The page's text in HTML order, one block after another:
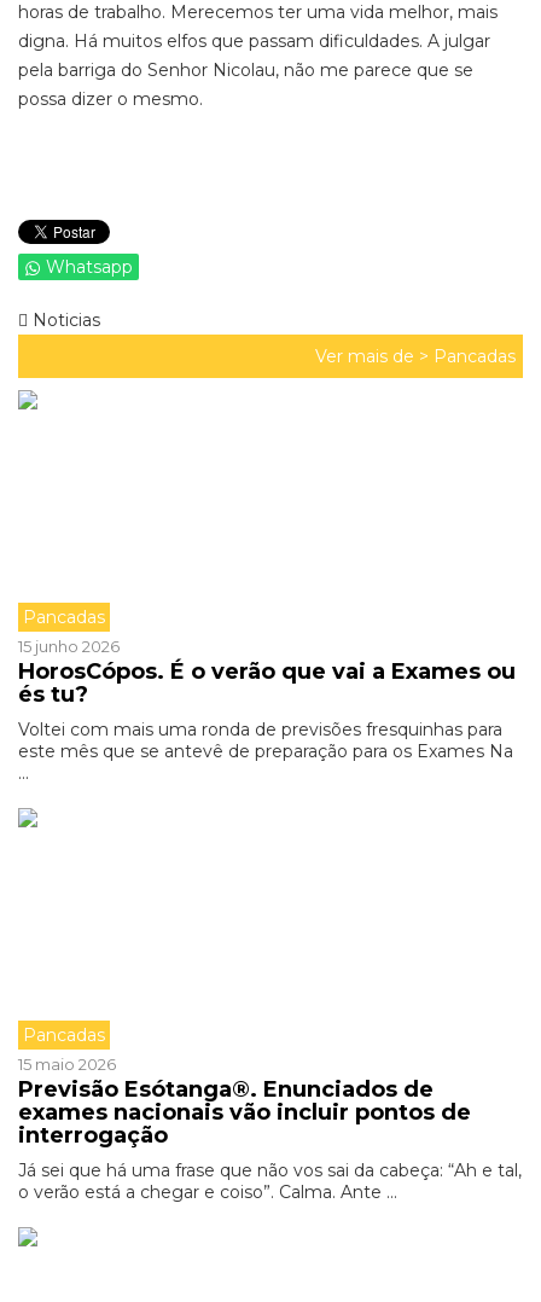
horas de trabalho. Merecemos ter uma vida melhor, mais
digna. Há muitos elfos que passam dificuldades. A julgar
pela barriga do Senhor Nicolau, não me parece que se
possa dizer o mesmo.
Whatsapp
Noticias
Ver mais de > Pancadas
Pancadas
15 junho 2026
HorosCópos. É o verão que vai a Exames ou
és tu?
Voltei com mais uma ronda de previsões fresquinhas para
este mês que se antevê de preparação para os Exames Na
...
Pancadas
15 maio 2026
Previsão Esótanga®. Enunciados de
exames nacionais vão incluir pontos de
interrogação
Já sei que há uma frase que não vos sai da cabeça: “Ah e tal,
o verão está a chegar e coiso”. Calma. Ante ...